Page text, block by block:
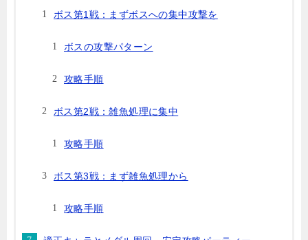
ボス第1戦：まずボスへの集中攻撃を
ボスの攻撃パターン
攻略手順
ボス第2戦：雑魚処理に集中
攻略手順
ボス第3戦：まず雑魚処理から
攻略手順